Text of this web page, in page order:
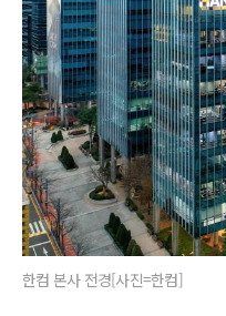
한컴 본사 전경[사진=한컴]